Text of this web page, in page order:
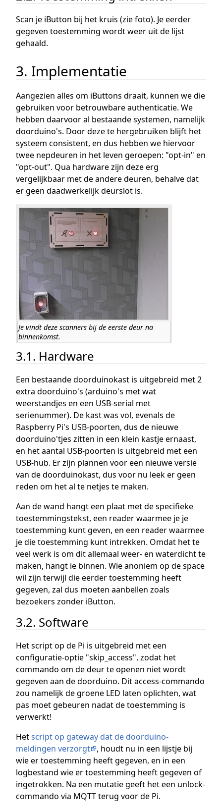
Scan je iButton bij het kruis (zie foto). Je eerder
gegeven toestemming wordt weer uit de lijst
gehaald.
3. Implementatie
Aangezien alles om iButtons draait, kunnen we die
gebruiken voor betrouwbare authenticatie. We
hebben daarvoor al bestaande systemen, namelijk
doorduino's. Door deze te hergebruiken blijft het
systeem consistent, en dus hebben we hiervoor
twee nepdeuren in het leven geroepen: "opt-in" en
"opt-out". Qua hardware zijn deze erg
vergelijkbaar met de andere deuren, behalve dat
er geen daadwerkelijk deurslot is.
Je vindt deze scanners bij de eerste deur na
binnenkomst.
3.1. Hardware
Een bestaande doorduinokast is uitgebreid met 2
extra doorduino's (arduino's met wat
weerstandjes en een USB-serial met
serienummer). De kast was vol, evenals de
Raspberry Pi's USB-poorten, dus de nieuwe
doorduino'tjes zitten in een klein kastje ernaast,
en het aantal USB-poorten is uitgebreid met een
USB-hub. Er zijn plannen voor een nieuwe versie
van de doorduinokast, dus voor nu leek er geen
reden om het al te netjes te maken.
Aan de wand hangt een plaat met de specifieke
toestemmingstekst, een reader waarmee je je
toestemming kunt geven, en een reader waarmee
je die toestemming kunt intrekken. Omdat het te
veel werk is om dit allemaal weer- en waterdicht te
maken, hangt ie binnen. Wie anoniem op de space
wil zijn terwijl die eerder toestemming heeft
gegeven, zal dus moeten aanbellen zoals
bezoekers zonder iButton.
3.2. Software
Het script op de Pi is uitgebreid met een
configuratie-optie "skip_access", zodat het
commando om de deur te openen niet wordt
gegeven aan de doorduino. Dit access-commando
zou namelijk de groene LED laten oplichten, wat
pas moet gebeuren nadat de toestemming is
verwerkt!
Hetscript op gateway dat de doorduino-
meldingen verzorgt
, houdt nu in een lijstje bij
wie er toestemming heeft gegeven, en in een
logbestand wie er toestemming heeft gegeven of
ingetrokken. Na een mutatie geeft het een unlock-
commando via MQTT terug voor de Pi.